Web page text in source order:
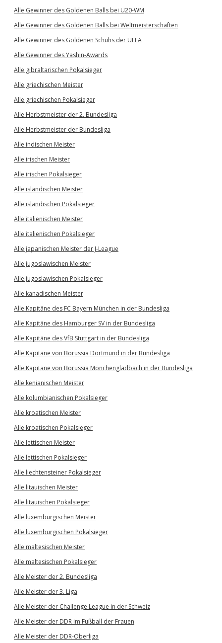
Alle Gewinner des Goldenen Balls bei U20-WM
Alle Gewinner des Goldenen Balls bei Weltmeisterschaften
Alle Gewinner des Goldenen Schuhs der UEFA
Alle Gewinner des Yashin-Awards
Alle gibraltarischen Pokalsieger
Alle griechischen Meister
Alle griechischen Pokalsieger
Alle Herbstmeister der 2. Bundesliga
Alle Herbstmeister der Bundesliga
Alle indischen Meister
Alle irischen Meister
Alle irischen Pokalsieger
Alle isländischen Meister
Alle isländischen Pokalsieger
Alle italienischen Meister
Alle italienischen Pokalsieger
Alle japanischen Meister der J-League
Alle jugoslawischen Meister
Alle jugoslawischen Pokalsieger
Alle kanadischen Meister
Alle Kapitäne des FC Bayern München in der Bundesliga
Alle Kapitäne des Hamburger SV in der Bundesliga
Alle Kapitäne des VfB Stuttgart in der Bundesliga
Alle Kapitäne von Borussia Dortmund in der Bundesliga
Alle Kapitäne von Borussia Mönchengladbach in der Bundesliga
Alle kenianischen Meister
Alle kolumbianischen Pokalsieger
Alle kroatischen Meister
Alle kroatischen Pokalsieger
Alle lettischen Meister
Alle lettischen Pokalsieger
Alle liechtensteiner Pokalsieger
Alle litauischen Meister
Alle litauischen Pokalsieger
Alle luxemburgischen Meister
Alle luxemburgischen Pokalsieger
Alle maltesischen Meister
Alle maltesischen Pokalsieger
Alle Meister der 2. Bundesliga
Alle Meister der 3. Liga
Alle Meister der Challenge League in der Schweiz
Alle Meister der DDR im Fußball der Frauen
Alle Meister der DDR-Oberliga